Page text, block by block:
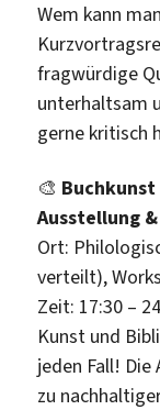
Wem kann
fragwürdige
unterhaltsam
gerne kritisch
🎨
Ausstellung
Ort:
verteilt),
Zeit: 17:30 –
Kunst und
jeden Fall!
zu